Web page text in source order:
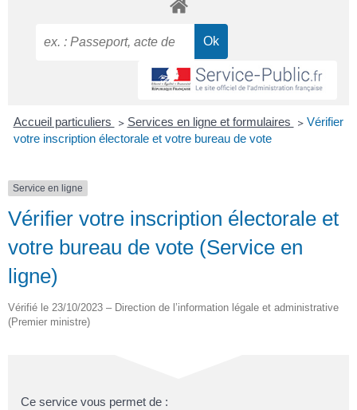
Accueil particuliers > Services en ligne et formulaires > Vérifier
votre inscription électorale et votre bureau de vote
Service en ligne
Vérifier votre inscription électorale et
votre bureau de vote (Service en
ligne)
Vérifié le 23/10/2023 – Direction de l’information légale et administrative
(Premier ministre)
Ce service vous permet de :